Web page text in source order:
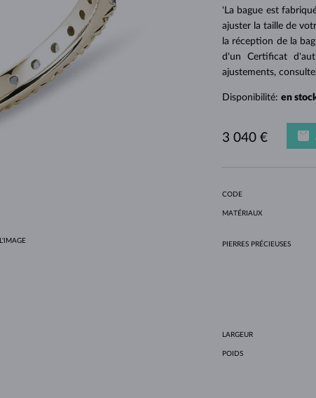
ENSEMBLES ORIGINAUX POUR FEMMES EN OR JAUNE
POUR FEMMES EN OR ROSE
OR ROSE
PIERRES PRÉCIEUSES
COLLIERS MAGNÉTIQUES
PERLES D´EAU DOUCE
PERSONNALISABLES
VRSTVENÍ
IDÉES CADEAUX'La bague est
ajuster la taille de
la réception de la
d'un Certificat
ajustements,
Disponibilité: en
3 040 €
CODE
MATÉRIAUX
PIERRES PRÉCIEUSES
LARGEUR
POIDS